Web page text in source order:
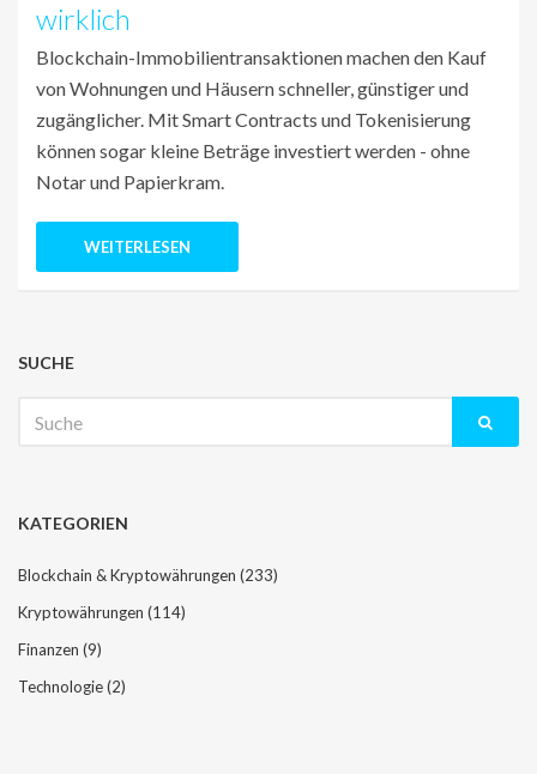
wirklich
Blockchain-Immobilientransaktionen machen den Kauf
von Wohnungen und Häusern schneller, günstiger und
zugänglicher. Mit Smart Contracts und Tokenisierung
können sogar kleine Beträge investiert werden - ohne
Notar und Papierkram.
WEITERLESEN
SUCHE
nach:
KATEGORIEN
Blockchain & Kryptowährungen (233)
Kryptowährungen (114)
Finanzen (9)
Technologie(2)